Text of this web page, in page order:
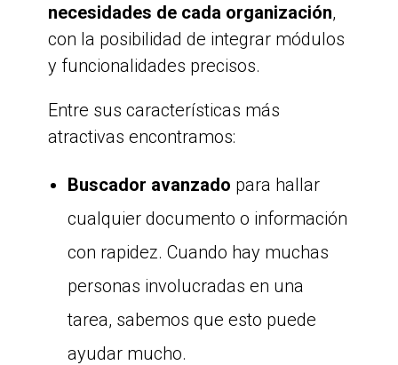
necesidades de cada organización,
con la posibilidad de integrar módulos
y funcionalidades precisos.
Entre sus características más
atractivas encontramos:
Buscador avanzado para hallar
cualquier documento o información
con rapidez. Cuando hay muchas
personas involucradas en una
tarea, sabemos que esto puede
ayudar mucho.